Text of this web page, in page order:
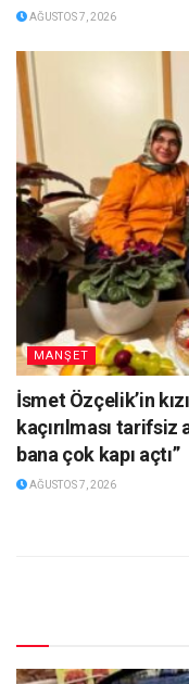
AĞUSTOS 7, 2026
MANŞET
İsmet Özçelik’in
kaçırılması tarifsiz
bana çok kapı açtı”
AĞUSTOS 7, 2026